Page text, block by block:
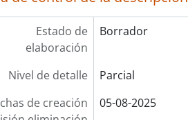
Estado de
elaboración
Borrador
Nivel de detalle
Parcial
de creación
05-08-2025